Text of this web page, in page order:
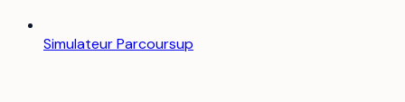
Simulateur Parcoursup